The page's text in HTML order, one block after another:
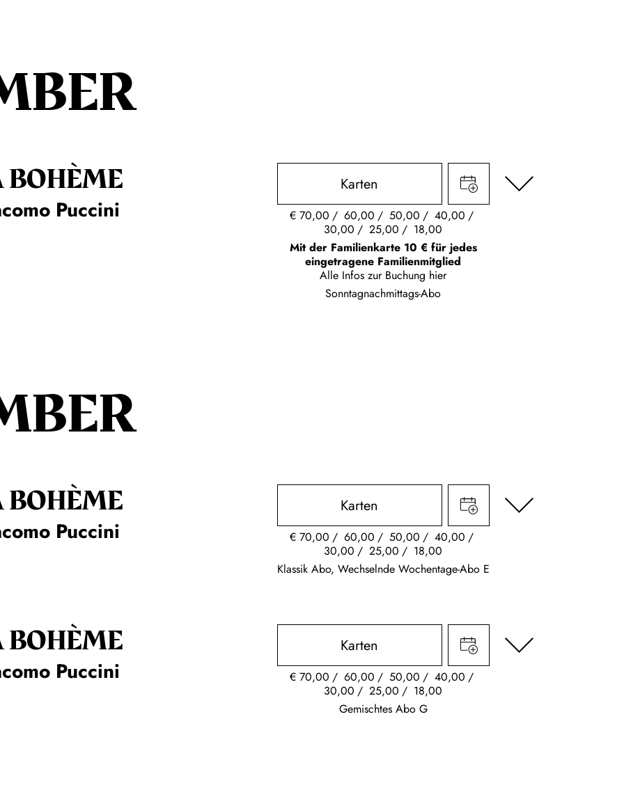
BOHÈME
Puccini
Karten
€70,00 60,00 50,00
40,00
30,00
25,00
18,00
Mit der Familienkarte 10 € für jedes
eingetragene Familienmitglied
Alle Infos zur Buchung hier
Sonntagnachmittags-Abo
BOHÈME
Puccini
Karten
€70,00 60,00 50,00
40,00
30,00
25,00
18,00
Klassik Abo, Wechselnde Wochentage-Abo E
BOHÈME
Puccini
Karten
€70,00 60,00 50,00
40,00
30,00
25,00
18,00
Gemischtes Abo G